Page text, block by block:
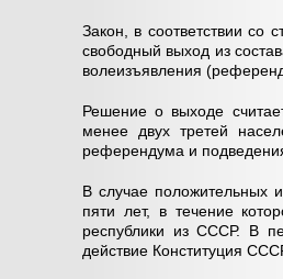
Закон, в соответствии со
свободный выход из
волеизъявления
Решение о выходе
менее двух третей
референдума и подведения
В случае положительных
пяти лет, в течение
республики из СССР. В
действие Конституция